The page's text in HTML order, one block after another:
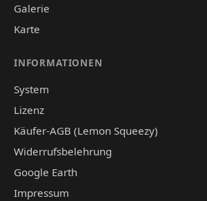
Galerie
Karte
INFORMATIONEN
System
Lizenz
Käufer-AGB (Lemon Squeezy)
Widerrufsbelehrung
Google Earth
Impressum